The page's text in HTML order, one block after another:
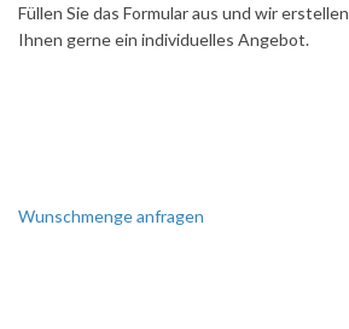
Füllen Sie das Formular aus und wir erstellen
Ihnen gerne ein individuelles Angebot.
Wunschmenge anfragen